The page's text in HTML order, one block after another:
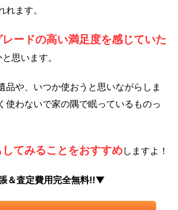
れます。
レードの高い満足度を感じていた
思います。
品や、いつか使おうと思いながらしま
使わないで家の隅で眠っているものっ
てみることをおすすめしますよ！
＆査定費用完全無料!!▼